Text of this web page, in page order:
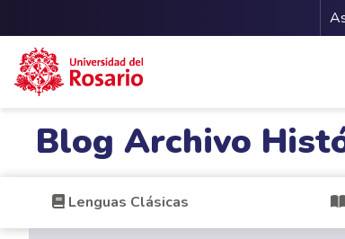
Blog Archivo
Lenguas Clásicas